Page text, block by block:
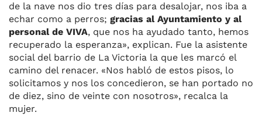
de la nave nos dio tres días para desalojar, nos iba a
echar como a perros; gracias al Ayuntamiento y al
personal de VIVA, que nos ha ayudado tanto, hemos
recuperado la esperanza», explican. Fue la asistente
social del barrio de La Victoria la que les marcó el
camino del renacer. «Nos habló de estos pisos, lo
solicitamos y nos los concedieron, se han portado no
de diez, sino de veinte con nosotros», recalca la
mujer.